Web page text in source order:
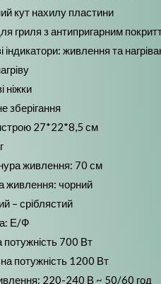
кут нахилу пластини
гриля з антипригарним
індикатори: живлення та
ніжки
зберігання
27*22*8,5 см
живлення: 70 см
живлення: чорний
– сріблястий
Е/Ф
потужність 700 Вт
потужність 1200 Вт
220-240 В ~ 50/60 год